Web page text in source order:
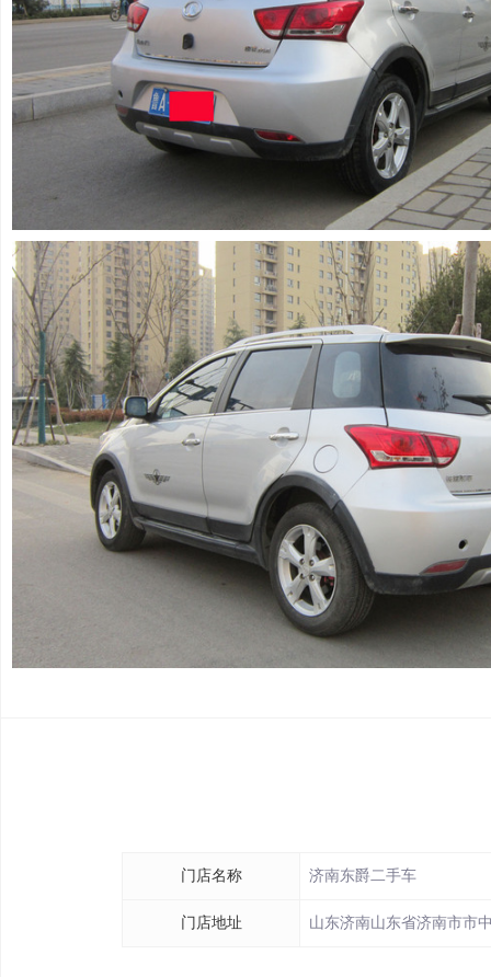
门店名称 济南东爵二手车
门店地址 山东济南山东省济南市市